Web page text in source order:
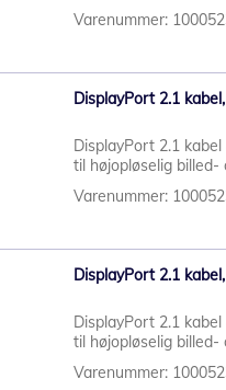
Varenummer:
DisplayPort 2.1
DisplayPort 2.1
til højopløselig billed-
Varenummer:
DisplayPort 2.1
DisplayPort 2.1
til højopløselig billed-
Varenummer: